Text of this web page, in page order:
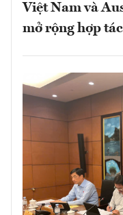
Việt Nam và
mở rộng hợp